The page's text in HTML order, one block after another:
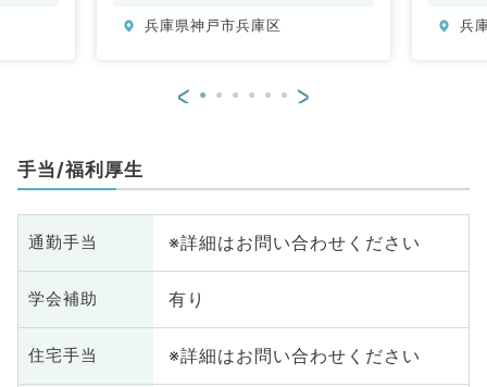
兵庫県神戸市兵庫区 兵
< >
手当/福利厚生
通勤手当 ※詳細はお問い合わせください
学会補助 有り
住宅手当 ※詳細はお問い合わせください